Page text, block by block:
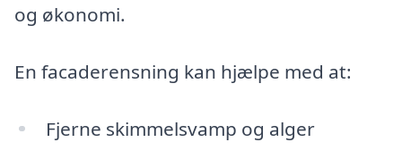
og økonomi.
En facaderensning kan hjælpe med at:
Fjerne skimmelsvamp og alger